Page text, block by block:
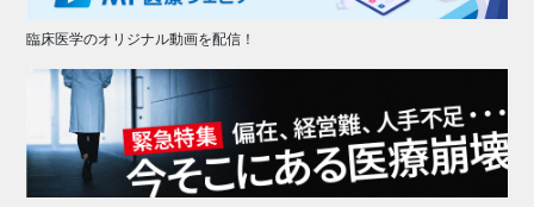
臨床医学のオリジナル動画を配信！